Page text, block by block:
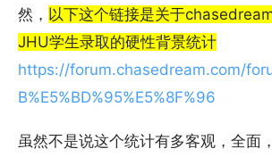
然， 以下这个链接是关于
JHU学生录取的硬性背景统计
https://forum.chasedream.com/
B%E5%BD%95%E5%8F%96
虽然不是说这个统计有多客观，全面